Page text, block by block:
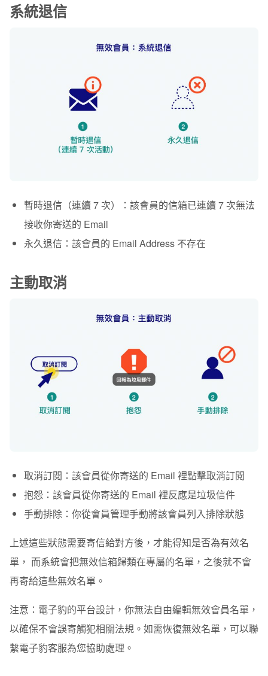
系統退信
暫時退信（連續 7 次）
：該會員的信箱已連續 7 次無法
接收你寄送的 Email
永久退信 ：該會員的 Email Address 不存在
主動取消
取消訂閱 ：該會員從你寄送的 Email 裡點擊取消訂閱
抱怨 ：該會員從你寄送的 Email 裡反應是垃圾信件
手動排除 ：你從會員管理手動將該會員列入排除狀態
上述這些狀態需要寄信給對方後，才能得知是否為有效名
單， 而系統會把無效信箱歸類在專屬的名單，之後就不會
再寄給這些無效名單。
注意：電子豹的平台設計，你無法自由編輯無效會員名單，
以確保不會誤寄觸犯相關法規。如需恢復無效名單，可以聯
繫電子豹客服為您協助處理。